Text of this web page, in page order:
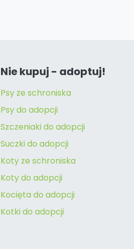
Nie kupuj - adoptuj!
Psy ze schroniska
Psy do adopcji
Szczeniaki do adopcji
Suczki do adopcji
Koty ze schroniska
Koty do adopcji
Kocięta do adopcji
Kotki do adopcji